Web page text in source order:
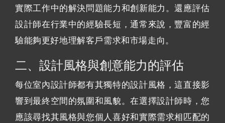
實際工作中的解決問題能力和創新能力。還應評估
設計師在行業中的經驗長短，通常來說，豐富的經
驗能夠更好地理解客戶需求和市場走向。
二、設計風格與創意能力的評估
每位室內設計師都有其獨特的設計風格，這直接影
響到最終空間的氛圍和風貌。在選擇設計師時，您
應該尋找其風格與您個人喜好和實際需求相匹配的